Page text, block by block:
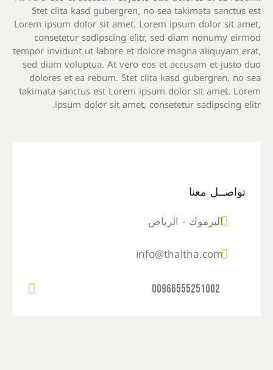
Stet clita kasd gubergren, no sea takimata sanctus est
Lorem ipsum dolor sit amet. Lorem ipsum dolor sit amet,
consetetur sadipscing elitr, sed diam nonumy eirmod
tempor invidunt ut labore et dolore magna aliquyam erat,
sed diam voluptua. At vero eos et accusam et justo duo
dolores et ea rebum. Stet clita kasd gubergren, no sea
takimata sanctus est Lorem ipsum dolor sit amet. Lorem
ipsum dolor sit amet, consetetur sadipscing elitr.
تواصــل معنا
اليرموك - الرياض
info@thaltha.com
00966555251002